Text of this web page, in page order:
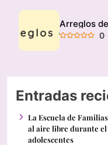
0
Entradas
La Escuela de
al aire libre durante el
adolescentes